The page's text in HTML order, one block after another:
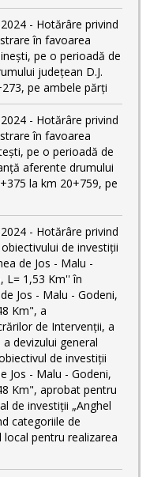
- Hotărâre privind
în favoarea
pe o perioadă de
județean D.J.
pe ambele părți
- Hotărâre privind
în favoarea
pe o perioadă de
aferente drumului
la km 20+759, pe
- Hotărâre privind
de investiții
de Jos - Malu -
L= 1,53 Km'' în
Jos - Malu - Godeni,
Km", a
de Intervenții, a
devizului general
de investiţii
Jos - Malu - Godeni,
Km", aprobat pentru
de investiții „Anghel
categoriile de
pentru realizarea